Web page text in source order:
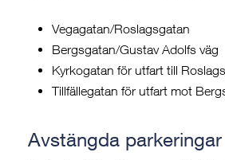
Vegagatan/Roslagsgatan
Bergsgatan/Gustav Adolfs väg
Kyrkogatan för utfart till
Tillfällegatan för utfart mot
Avstängda parkeringar